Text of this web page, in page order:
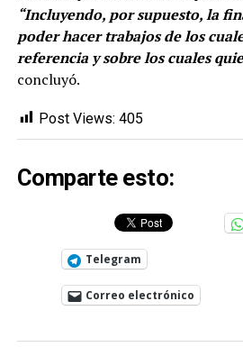
“Incluyendo, por supuesto, la
poder hacer trabajos de los
referencia y sobre los cuales
concluyó.
Post Views: 405
Comparte esto:
Telegram
Correo electrónico